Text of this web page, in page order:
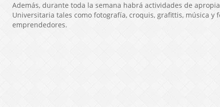
Además, durante toda la semana habrá actividades de
Universitaria tales como fotografía, croquis, grafittis, música y
emprendedores.